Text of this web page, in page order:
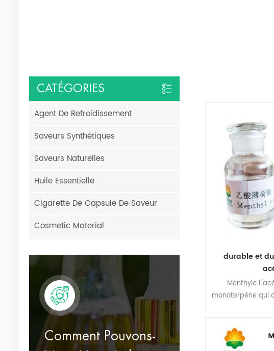
CATÉGORIES
Agent De Refroidissement
Saveurs Synthétiques
Saveurs Naturelles
Huile Essentielle
Cigarette De Capsule De Saveur
Cosmetic Material
Comment Pouvons-
durable et
Menthyle
monoterpène qui
L'acétate
volatile de